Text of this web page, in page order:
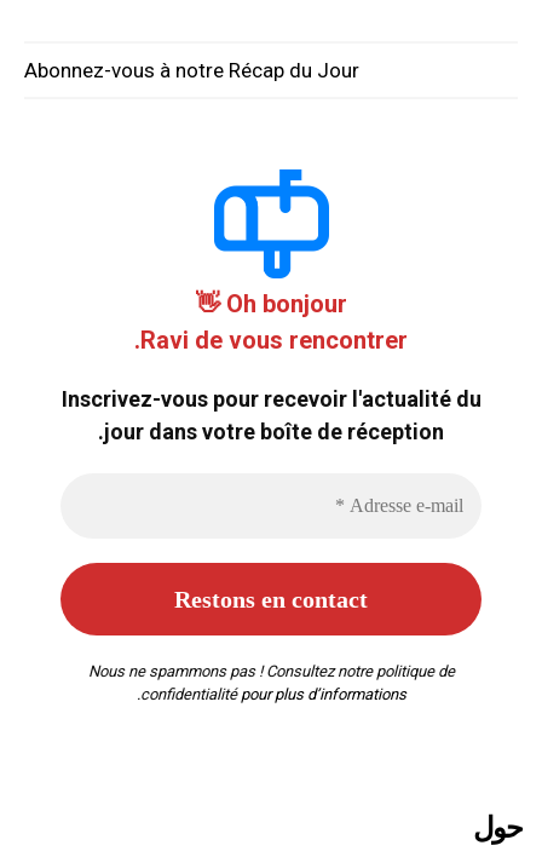
Abonnez-vous à notre Récap du Jour
Oh bonjour 👋
Ravi de vous rencontrer.
Inscrivez-vous pour recevoir l'actualité du
jour dans votre boîte de réception.
Nous ne spammons pas ! Consultez notre politique de
confidentialitépour plus d’informations.
حول